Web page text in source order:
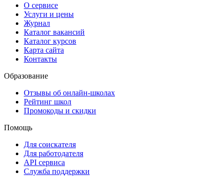
О сервисе
Услуги и цены
Журнал
Каталог вакансий
Каталог курсов
Карта сайта
Контакты
Образование
Отзывы об онлайн-школах
Рейтинг школ
Промокоды и скидки
Помощь
Для соискателя
Для работодателя
API сервиса
Служба поддержки